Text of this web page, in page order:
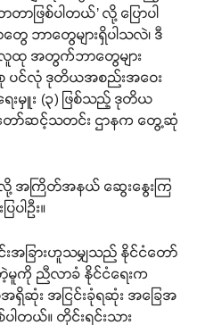
ာဖြစ်ပါတယ်’ လို့ ပြောပါ
တွေ ဘာတွေများရှိပါသလဲ၊ ဒီ
လူထု အတွက်ဘာတွေများ
ပင်လုံ ဒုတိယအစည်းအဝေး
းမှူး (၃) ဖြစ်သည့် ဒုတိယ
တော်ဆင့်သတင်း ဌာနက တွေ့ဆုံ
အကြိတ်အနယ် ဆွေးနွေးကြ
ါဦး။
းအခြားဟူသမျှသည် နိုင်ငံတော်
ကို ညီလာခံ နိုင်ငံရေးက
ဆုံး အငြင်းခုံရဆုံး အခြေအ
ပါတယ်။ တိုင်းရင်းသား